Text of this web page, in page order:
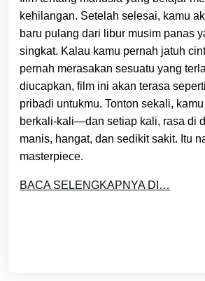
kehilangan. Setelah selesai, kamu
baru pulang dari libur musim panas
singkat. Kalau kamu pernah jatuh
pernah merasakan sesuatu yang
diucapkan, film ini akan terasa
pribadi untukmu. Tonton sekali,
berkali-kali—dan setiap kali, rasa di
manis, hangat, dan sedikit sakit. Itu
masterpiece.
BACA SELENGKAPNYA DI…